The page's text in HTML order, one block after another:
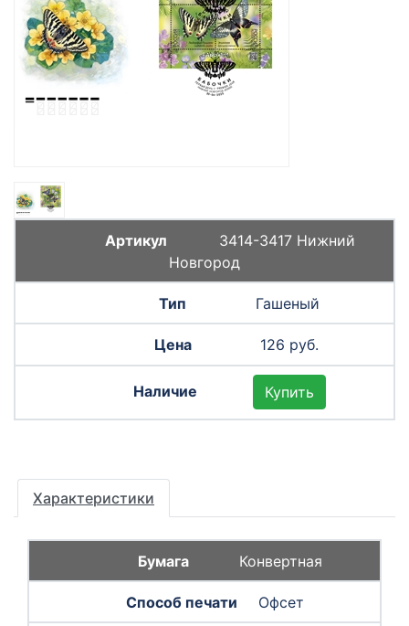
3414-3417 Нижний
Новгород
Гашеный
126 руб.
Купить
Характеристики
Конвертная
Офсет